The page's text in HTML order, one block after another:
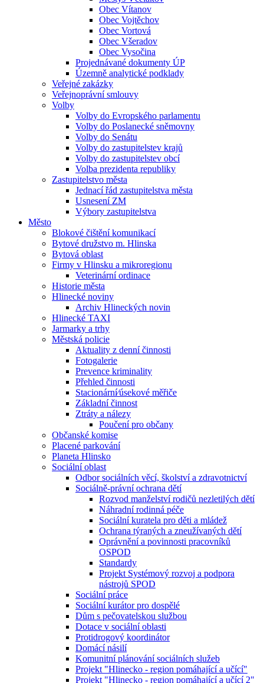
Obec Vítanov
Obec Vojtěchov
Obec Vortová
Obec Všeradov
Obec Vysočina
Projednávané dokumenty ÚP
Územně analytické podklady
Veřejné zakázky
Veřejnoprávní smlouvy
Volby
Volby do Evropského parlamentu
Volby do Poslanecké sněmovny
Volby do Senátu
Volby do zastupitelstev krajů
Volby do zastupitelstev obcí
Volba prezidenta republiky
Zastupitelstvo města
Jednací řád zastupitelstva města
Usnesení ZM
Výbory zastupitelstva
Město
Blokové čištění komunikací
Bytové družstvo m. Hlinska
Bytová oblast
Firmy v Hlinsku a mikroregionu
Veterinární ordinace
Historie města
Hlinecké noviny
Archiv Hlineckých novin
Hlinecké TAXI
Jarmarky a trhy
Městská policie
Aktuality z denní činnosti
Fotogalerie
Prevence kriminality
Přehled činnosti
Stacionární⁄úsekové měřiče
Základní činnost
Ztráty a nálezy
Poučení pro občany
Občanské komise
Placené parkování
Planeta Hlinsko
Sociální oblast
Odbor sociálních věcí, školství a zdravotnictví
Sociálně-právní ochrana dětí
Rozvod manželství rodičů nezletilých dětí
Náhradní rodinná péče
Sociální kuratela pro děti a mládež
Ochrana týraných a zneužívaných dětí
Oprávnění a povinnosti pracovníků
OSPOD
Standardy
Projekt Systémový rozvoj a podpora
nástrojů SPOD
Sociální práce
Sociální kurátor pro dospělé
Dům s pečovatelskou službou
Dotace v sociální oblasti
Protidrogový koordinátor
Domácí násilí
Komunitní plánování sociálních služeb
Projekt "Hlinecko - region pomáhající a učící"
Projekt "Hlinecko - region pomáhající a učící 2"